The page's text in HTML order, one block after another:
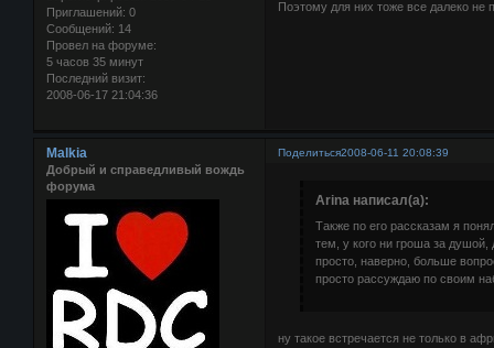
Приглашений: 0
Сообщений: 14
Провел на форуме:
5 часов 35 минут
Последний визит:
2008-06-17 21:04:36
Поэтому для них тоже все далеко не
Поделиться2008-06-11 20:08:39
Malkia
Добрый и справедливый вождь
форума
Arina написал(а):
Также по его рассказам я
тем, у кого ни гроша за
просто, наверно, больше
просто рассуждаю по своим
ну такое встречается не только в